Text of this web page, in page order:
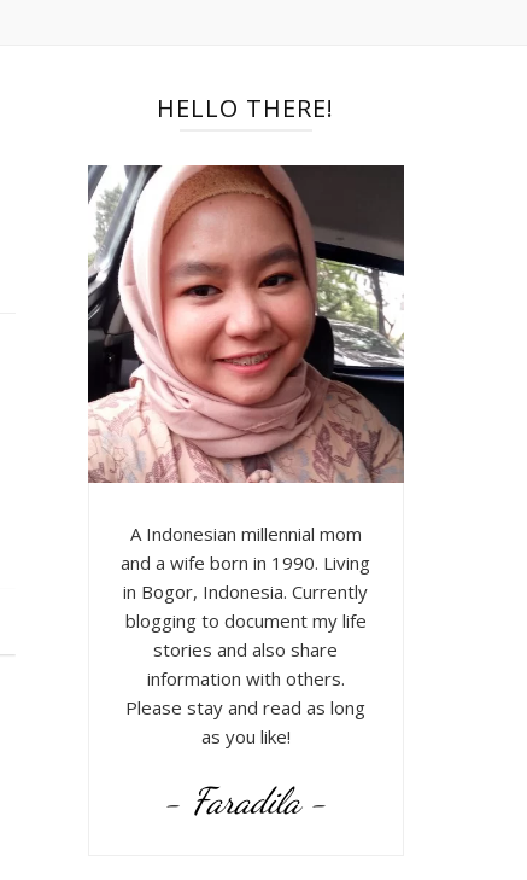
HELLO THERE!
A Indonesian millennial mom
and a wife born in 1990. Living
in Bogor, Indonesia. Currently
blogging to document my life
stories and also share
information with others.
Please stay and read as long
as you like!
- Faradila -